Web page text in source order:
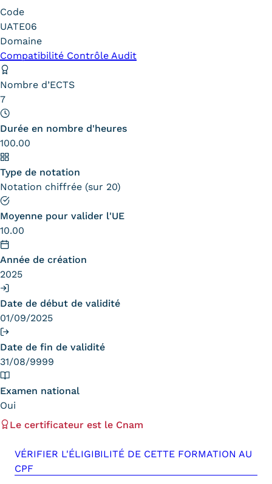
Quoi de neuf au Cnam BFC?
Revue de presse
Contact
Contacts services
Formations
Équivalences, passerelles et
Code
UATE06
Domaine
Compatibilité Contrôle Audit
Nombre d’ECTS
7
Durée en nombre d'heures
100.00
Type de notation
Notation chiffrée (sur 20)
Moyenne pour valider l'UE
10.00
Année de création
2025
Date de début de validité
01/09/2025
Date de fin de validité
31/08/9999
Examen national
Oui
Le certificateur est le Cnam
VÉRIFIER L'ÉLIGIBILITÉ DE CETTE FORMATION AU
CPF